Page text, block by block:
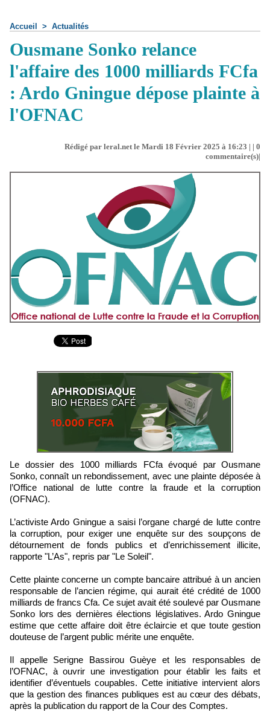
Accueil > Actualités
Ousmane Sonko relance
l'affaire des 1000 milliards FCfa
: Ardo Gningue dépose plainte à
l'OFNAC
Rédigé par leral.net le Mardi 18 Février 2025 à 16:23 | | 0
commentaire(s)|
Le dossier des 1000 milliards FCfa évoqué par Ousmane
Sonko, connaît un rebondissement, avec une plainte déposée à
l’Office national de lutte contre la fraude et la corruption
(OFNAC).
L’activiste Ardo Gningue a saisi l’organe chargé de lutte contre
la corruption, pour exiger une enquête sur des soupçons de
détournement de fonds publics et d’enrichissement illicite,
rapporte "L’As", repris par "Le Soleil".
Cette plainte concerne un compte bancaire attribué à un ancien
responsable de l’ancien régime, qui aurait été crédité de 1000
milliards de francs Cfa. Ce sujet avait été soulevé par Ousmane
Sonko lors des dernières élections législatives. Ardo Gningue
estime que cette affaire doit être éclaircie et que toute gestion
douteuse de l’argent public mérite une enquête.
Il appelle Serigne Bassirou Guèye et les responsables de
l’OFNAC, à ouvrir une investigation pour établir les faits et
identifier d’éventuels coupables. Cette initiative intervient alors
que la gestion des finances publiques est au cœur des débats,
après la publication du rapport de la Cour des Comptes.